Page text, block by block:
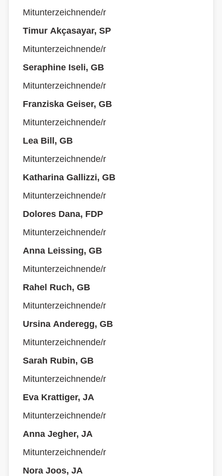
Mitunterzeichnende/r
Timur Akçasayar, SP
Mitunterzeichnende/r
Seraphine Iseli, GB
Mitunterzeichnende/r
Franziska Geiser, GB
Mitunterzeichnende/r
Lea Bill, GB
Mitunterzeichnende/r
Katharina Gallizzi, GB
Mitunterzeichnende/r
Dolores Dana, FDP
Mitunterzeichnende/r
Anna Leissing, GB
Mitunterzeichnende/r
Rahel Ruch, GB
Mitunterzeichnende/r
Ursina Anderegg, GB
Mitunterzeichnende/r
Sarah Rubin, GB
Mitunterzeichnende/r
Eva Krattiger, JA
Mitunterzeichnende/r
Anna Jegher, JA
Mitunterzeichnende/r
Nora Joos, JA